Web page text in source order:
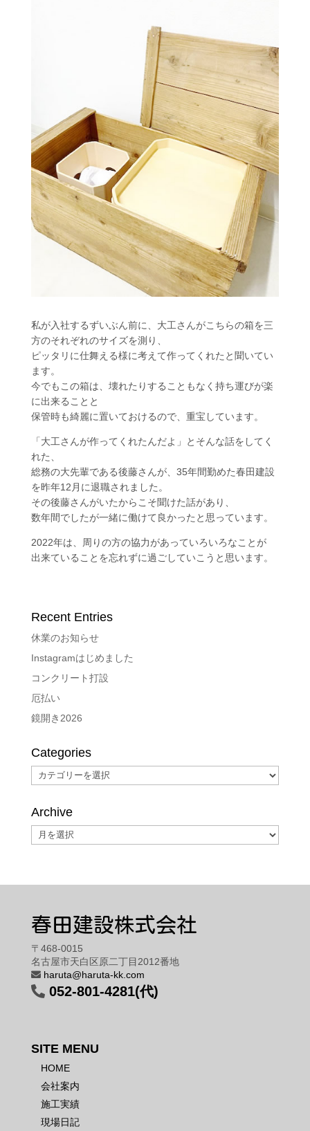
私が入社するずいぶん前に、大工さんがこちらの箱を三
方のそれぞれのサイズを測り、
ピッタリに仕舞える様に考えて作ってくれたと聞いてい
ます。
今でもこの箱は、壊れたりすることもなく持ち運びが楽
に出来ることと
保管時も綺麗に置いておけるので、重宝しています。
「大工さんが作ってくれたんだよ」とそんな話をしてく
れた、
総務の大先輩である後藤さんが、35年間勤めた春田建設
を昨年12月に退職されました。
その後藤さんがいたからこそ聞けた話があり、
数年間でしたが一緒に働けて良かったと思っています。
2022年は、周りの方の協力があっていろいろなことが
出来ていることを忘れずに過ごしていこうと思います。
Recent Entries
休業のお知らせ
Instagramはじめました
コンクリート打設
厄払い
鏡開き2026
Categories
Categories
Archive
Archive
春田建設株式会社
〒468-0015
名古屋市天白区原二丁目2012番地
haruta@haruta-kk.com
052-801-4281(代)
SITE MENU
HOME
会社案内
施工実績
現場日記